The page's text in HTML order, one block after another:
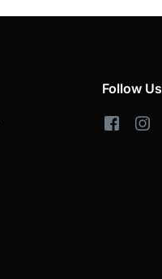
Follow Us